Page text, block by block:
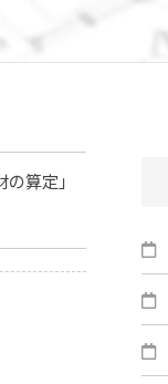
算定」